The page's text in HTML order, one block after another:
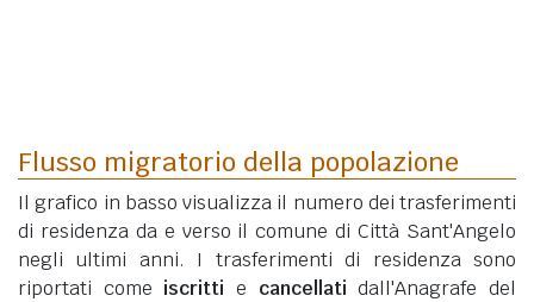
Flusso migratorio della popolazione
Il grafico in basso visualizza il numero dei trasferimenti
di residenza da e verso il comune di Città Sant'Angelo
negli ultimi anni. I trasferimenti di residenza sono
riportati come iscritti e cancellati dall'Anagrafe del